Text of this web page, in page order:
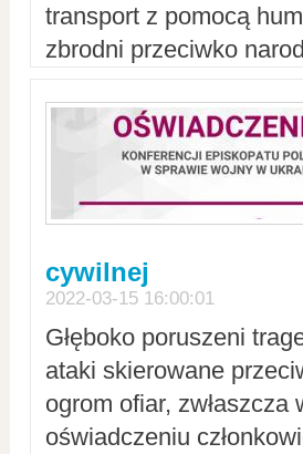
transport z pomocą
zbrodni przeciwko
cywilnej
2022-03-15 16:00:01
Głęboko poruszeni
ataki skierowane
ogrom ofiar,
oświadczeniu